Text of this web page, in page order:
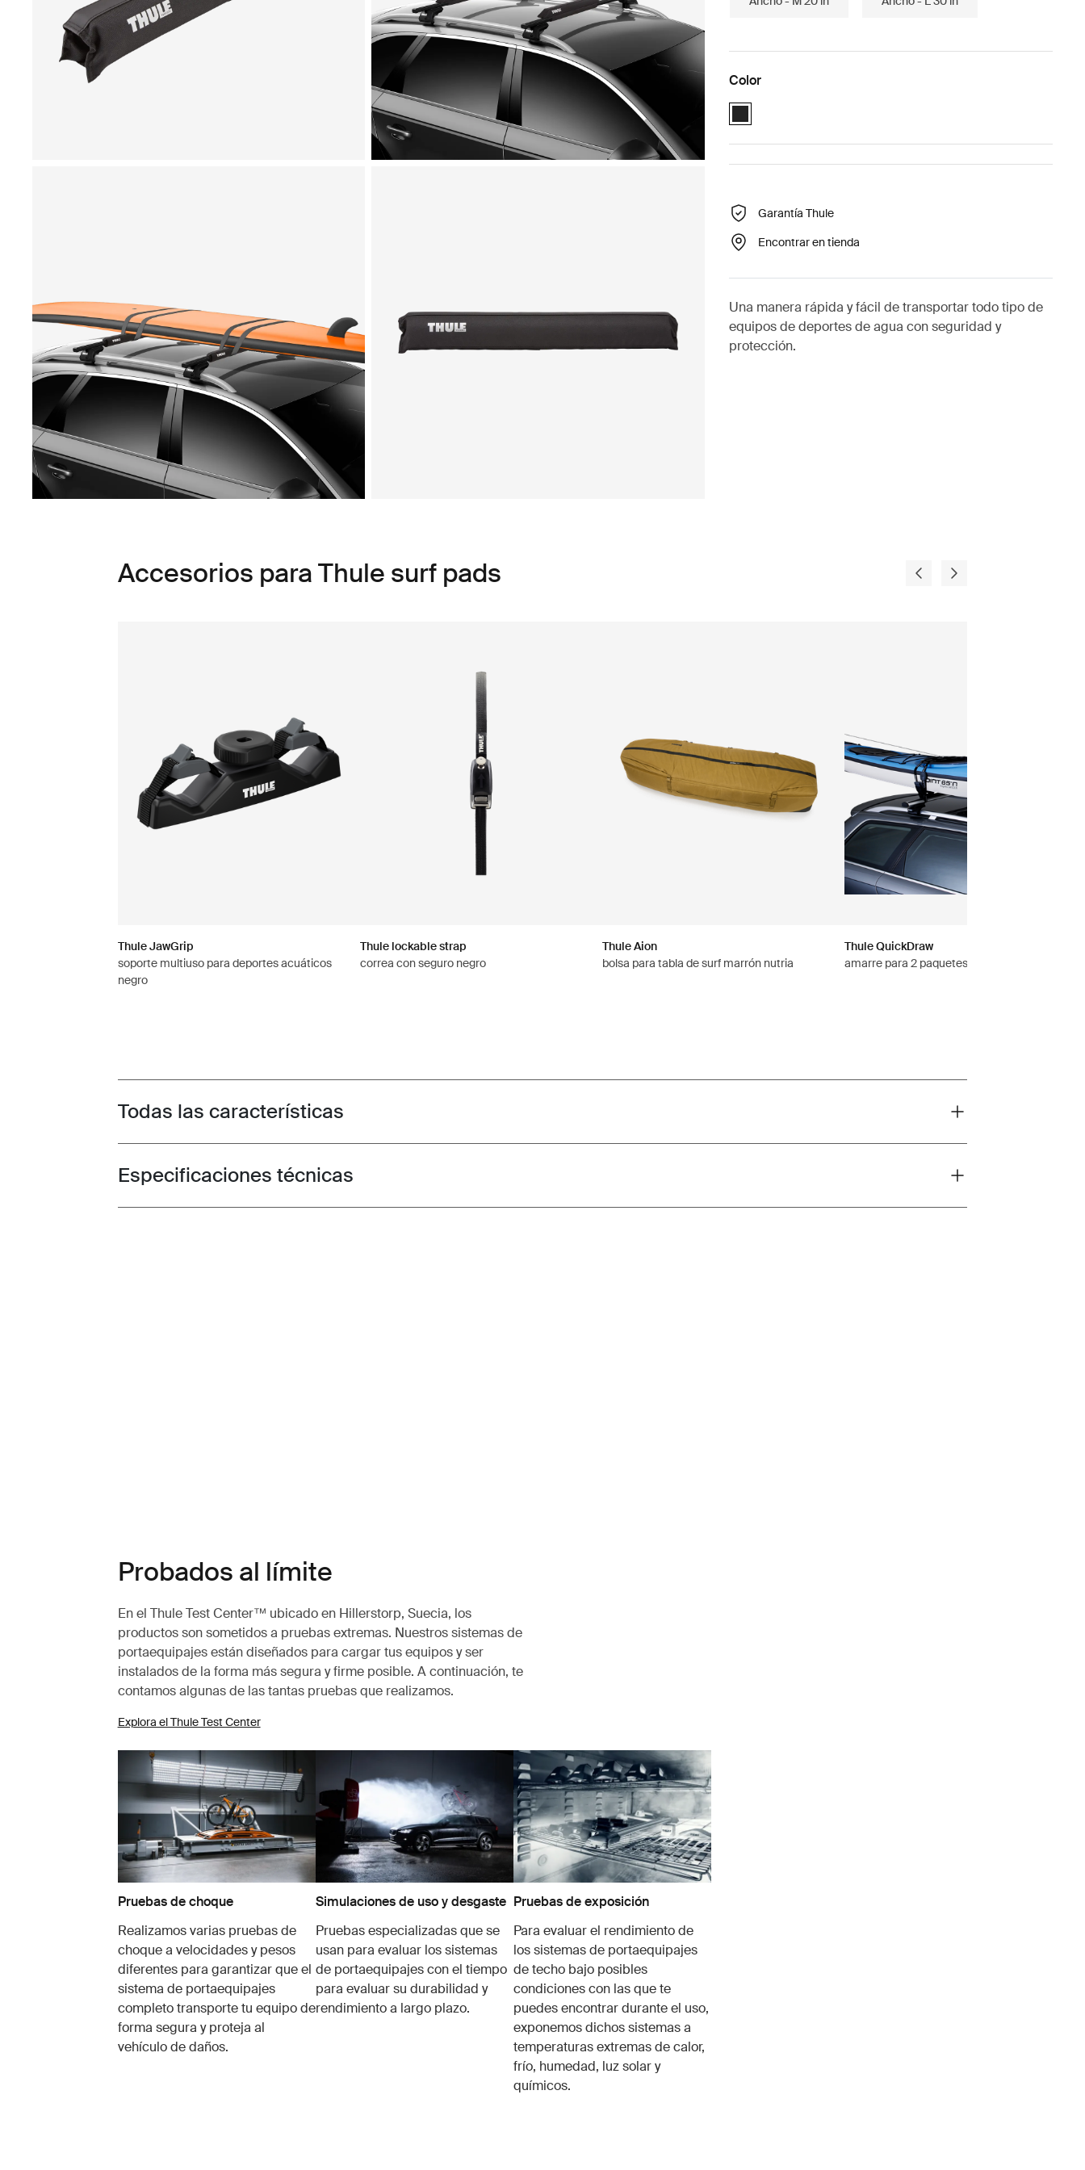
Color
Black (selected)
Garantía Thule
Encontrar en tienda
Una manera rápida y fácil de transportar todo tipo de
equipos de deportes de agua con seguridad y
protección.
Accesorios para Thule surf pads
Thule JawGrip
soporte multiuso para deportes acuáticos
negro
Thule lockable strap
correa con seguro negro
Thule Aion
bolsa para tabla de surf marrón nutria
Thule QuickDraw
amarre para 2 paquetes negro
Toggle features
Todas las características
Toggle techspec
Especificaciones técnicas
Probados al límite
En el Thule Test Center™ ubicado en Hillerstorp, Suecia, los
productos son sometidos a pruebas extremas. Nuestros sistemas de
portaequipajes están diseñados para cargar tus equipos y ser
instalados de la forma más segura y firme posible. A continuación, te
contamos algunas de las tantas pruebas que realizamos.
Explora el Thule Test Center
Pruebas de choque
Realizamos varias pruebas de
choque a velocidades y pesos
diferentes para garantizar que el
sistema de portaequipajes
completo transporte tu equipo de
forma segura y proteja al
vehículo de daños.
Simulaciones de uso y desgaste
Pruebas especializadas que se
usan para evaluar los sistemas
de portaequipajes con el tiempo
para evaluar su durabilidad y
rendimiento a largo plazo.
Pruebas de exposición
Para evaluar el rendimiento de
los sistemas de portaequipajes
de techo bajo posibles
condiciones con las que te
puedes encontrar durante el uso,
exponemos dichos sistemas a
temperaturas extremas de calor,
frío, humedad, luz solar y
químicos.